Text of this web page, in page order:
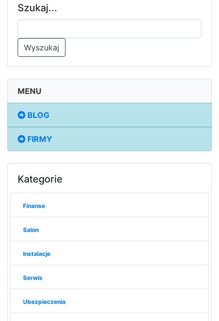
Szukaj...
Wyszukaj
MENU
BLOG
FIRMY
Kategorie
Finanse
Salon
Instalacje
Serwis
Ubezpieczenia